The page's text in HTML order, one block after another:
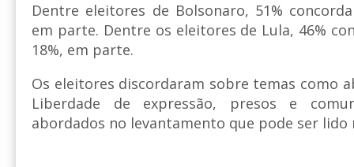
Dentre eleitores de Bolsonaro, 51%
em parte. Dentre os eleitores de Lula, 46%
18%, em parte.
Os eleitores discordaram sobre temas como
Liberdade de expressão, presos e
abordados no levantamento que pode ser lido